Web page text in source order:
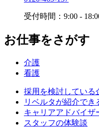
受付時間：9:00 -
お仕事をさがす
介護
看護
採用を検討している
リベルタが紹介でき
キャリアアドバイザ
スタッフの体験談